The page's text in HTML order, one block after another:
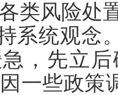
类风险处
系统观念
，先立
一些政策